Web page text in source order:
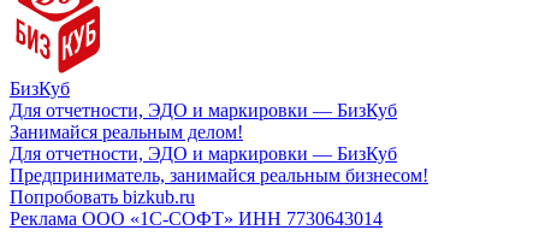
БизКуб
Для отчетности, ЭДО и маркировки — БизКуб
Занимайся реальным делом!
Для отчетности, ЭДО и маркировки — БизКуб
Предприниматель, занимайся реальным бизнесом!
Попробовать bizkub.ru
Реклама ООО «1С-СОФТ» ИНН 7730643014